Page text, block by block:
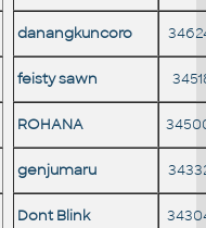
danangkuncoro
feisty sawn
ROHANA
genjumaru
Dont Blink